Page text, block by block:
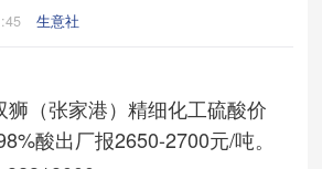
生意社
狮（张家港）精细化工硫酸价
酸出厂报2650-2700元/吨。